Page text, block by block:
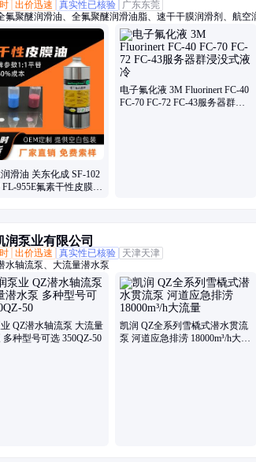
出价迅速 真实性已核验
广东东莞
氟聚醚润滑油、全氟聚醚润滑油脂、速干干膜润滑剂、航空
油脂、齿轮润滑油脂、螺丝螺栓润滑油脂、抗咬合防卡剂、
涂料、一比一平替进口品牌系列油脂
滑油 关东化成 SF-102
FL-955E氟素干性皮膜润
电子氟化液 3M Fluorinert FC-40
FC-70 FC-72 FC-43服务器群浸
润泵业有限公司
出价迅速 真实性已核验
天津天津
水轴流泵、大流量潜水泵
QZ潜水轴流泵 大流量
多种型号可选 350QZ-50
凯润 QZ全系列雪橇式潜水贯流
泵 河道应急排涝 18000m³/h大流